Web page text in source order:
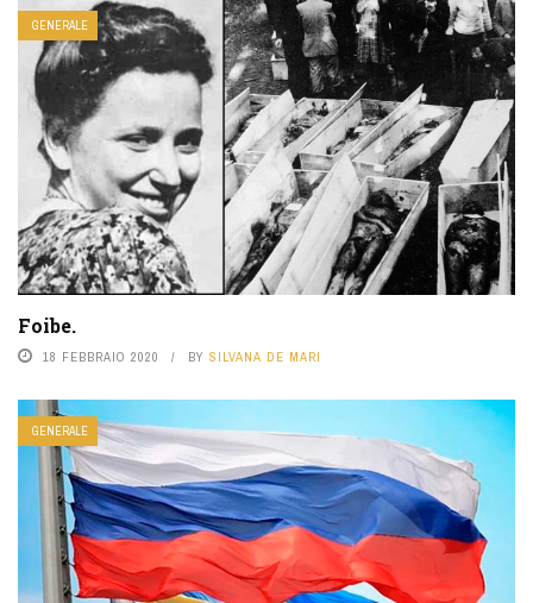
GENERALE
Foibe.
18 FEBBRAIO 2020 BY SILVANA DE MARI
GENERALE